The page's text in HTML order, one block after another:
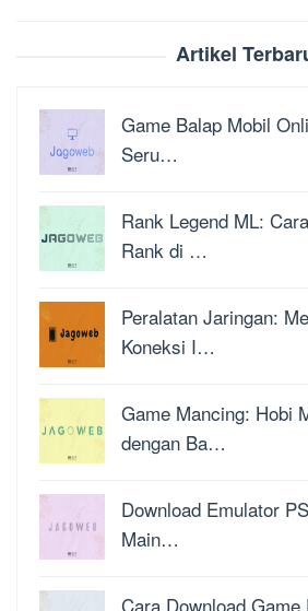
Artikel
Game Balap Mobil
Seru…
Rank Legend ML:
Rank di …
Peralatan Jaringan:
Koneksi I…
Game Mancing: Hobi
dengan Ba…
Download Emulator
Main…
Cara Download Game